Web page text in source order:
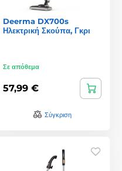
Deerma DX700s
Ηλεκτρική Σκούπα, Γκρι
Σε απόθεμα
57,99 €
Σύγκριση